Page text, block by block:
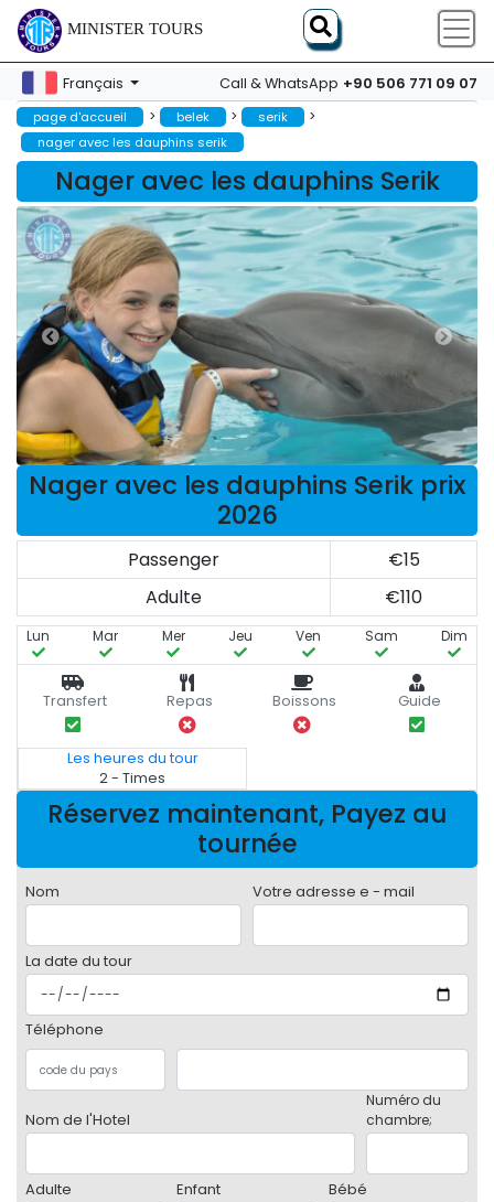
MINISTER TOURS
Français Call & WhatsApp +90 506 771 09 07
page d'accueil > belek > serik >
nager avec les dauphins serik
Nager avec les dauphins Serik
Nager avec les dauphins Serik prix
2026
Passenger
€15
Adulte
€110
Lun Mar Mer Jeu Ven Sam Dim
Transfert Repas Boissons Guide
Les heures du tour
2 - Times
Réservez maintenant, Payez au
tournée
Nom Votre adresse e - mail
La date du tour
Téléphone
Nom de l'Hotel
Numéro du
chambre;
Adulte Enfant Bébé